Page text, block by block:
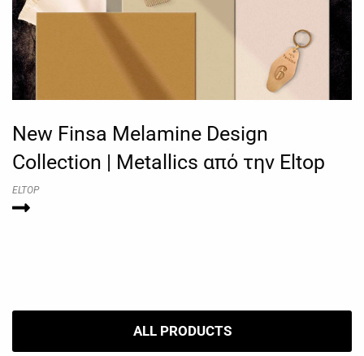
New Finsa Melamine Design
Collection | Metallics από την Eltop
ELTOP
ALL PRODUCTS